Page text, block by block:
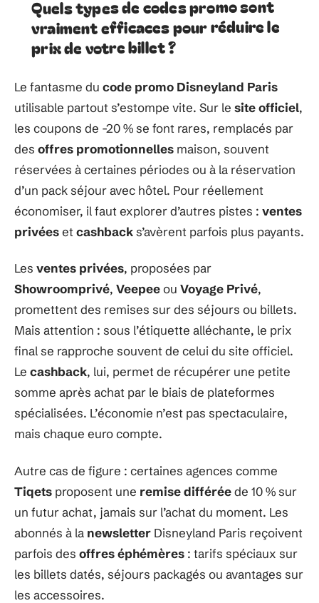
Quels types de codes promo sont
vraiment efficaces pour réduire le
prix de votre billet ?
Le fantasme du code promo Disneyland Paris
utilisable partout s’estompe vite. Sur le site officiel,
les coupons de -20 % se font rares, remplacés par
des offres promotionnelles maison, souvent
réservées à certaines périodes ou à la réservation
d’un pack séjour avec hôtel. Pour réellement
économiser, il faut explorer d’autres pistes : ventes
privéeset cashbacks’avèrent parfois plus payants.
Les ventes privées, proposées par
Showroomprivé, Veepeeou Voyage Privé,
promettent des remises sur des séjours ou billets.
Mais attention : sous l’étiquette alléchante, le prix
final se rapproche souvent de celui du site officiel.
Le cashback, lui, permet de récupérer une petite
somme après achat par le biais de plateformes
spécialisées. L’économie n’est pas spectaculaire,
mais chaque euro compte.
Autre cas de figure : certaines agences comme
Tiqets proposent une remise différéede 10 % sur
un futur achat, jamais sur l’achat du moment. Les
abonnés à la newsletter Disneyland Paris reçoivent
parfois des offres éphémères : tarifs spéciaux sur
les billets datés, séjours packagés ou avantages sur
les accessoires.